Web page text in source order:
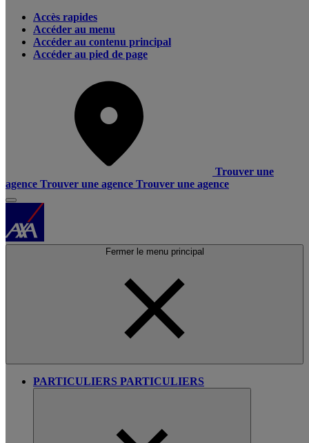
Accès rapides
Accéder au menu
Accéder au contenu principal
Accéder au pied de page
Trouver une
agence Trouver une agence Trouver une agence
Fermer le menu principal
PARTICULIERS PARTICULIERS